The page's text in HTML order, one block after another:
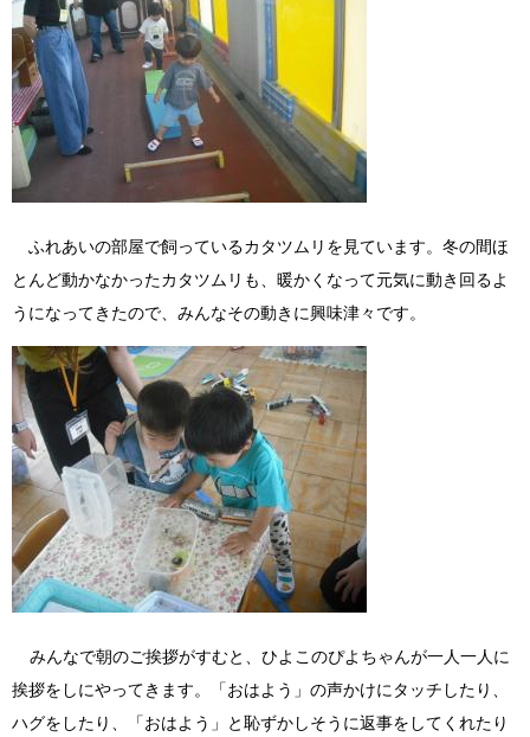
ふれあいの部屋で飼っているカタツムリを見ています。冬の間ほ
とんど動かなかったカタツムリも、暖かくなって元気に動き回るよ
うになってきたので、みんなその動きに興味津々です。
みんなで朝のご挨拶がすむと、ひよこのぴよちゃんが一人一人に
挨拶をしにやってきます。「おはよう」の声かけにタッチしたり、
ハグをしたり、「おはよう」と恥ずかしそうに返事をしてくれたり